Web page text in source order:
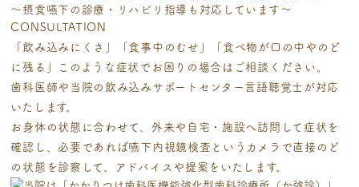
～摂食嚥下の診療・リハビリ指導も対応しています～
CONSULTATION
「飲み込みにくさ」「食事中のむせ」「食べ物が口の中やのど
に残る」
このような症状でお困りの場合はご相談ください。
歯科医師や当院の飲み込みサポートセンター言語聴覚士が対応
いたします。
お身体の状態に合わせて、外来や自宅・施設へ訪問して症状を
確認し、 必要であれば嚥下内視鏡検査というカメラで 直接のど
の状態を診察して、アドバイスや提案をいたします。